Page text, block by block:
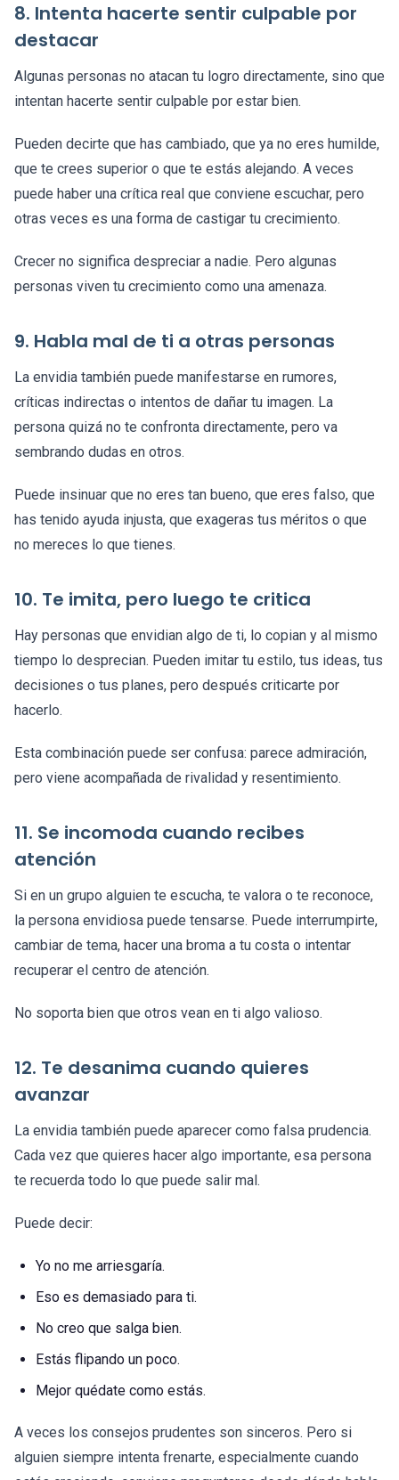
8. Intenta hacerte sentir culpable por
destacar
Algunas personas no atacan tu logro directamente, sino que
intentan hacerte sentir culpable por estar bien.
Pueden decirte que has cambiado, que ya no eres humilde,
que te crees superior o que te estás alejando. A veces
puede haber una crítica real que conviene escuchar, pero
otras veces es una forma de castigar tu crecimiento.
Crecer no significa despreciar a nadie. Pero algunas
personas viven tu crecimiento como una amenaza.
9. Habla mal de ti a otras personas
La envidia también puede manifestarse en rumores,
críticas indirectas o intentos de dañar tu imagen. La
persona quizá no te confronta directamente, pero va
sembrando dudas en otros.
Puede insinuar que no eres tan bueno, que eres falso, que
has tenido ayuda injusta, que exageras tus méritos o que
no mereces lo que tienes.
10. Te imita, pero luego te critica
Hay personas que envidian algo de ti, lo copian y al mismo
tiempo lo desprecian. Pueden imitar tu estilo, tus ideas, tus
decisiones o tus planes, pero después criticarte por
hacerlo.
Esta combinación puede ser confusa: parece admiración,
pero viene acompañada de rivalidad y resentimiento.
11. Se incomoda cuando recibes
atención
Si en un grupo alguien te escucha, te valora o te reconoce,
la persona envidiosa puede tensarse. Puede interrumpirte,
cambiar de tema, hacer una broma a tu costa o intentar
recuperar el centro de atención.
No soporta bien que otros vean en ti algo valioso.
12. Te desanima cuando quieres
avanzar
La envidia también puede aparecer como falsa prudencia.
Cada vez que quieres hacer algo importante, esa persona
te recuerda todo lo que puede salir mal.
Puede decir:
Yo no me arriesgaría.
Eso es demasiado para ti.
No creo que salga bien.
Estás flipando un poco.
Mejor quédate como estás.
A veces los consejos prudentes son sinceros. Pero si
alguien siempre intenta frenarte, especialmente cuando